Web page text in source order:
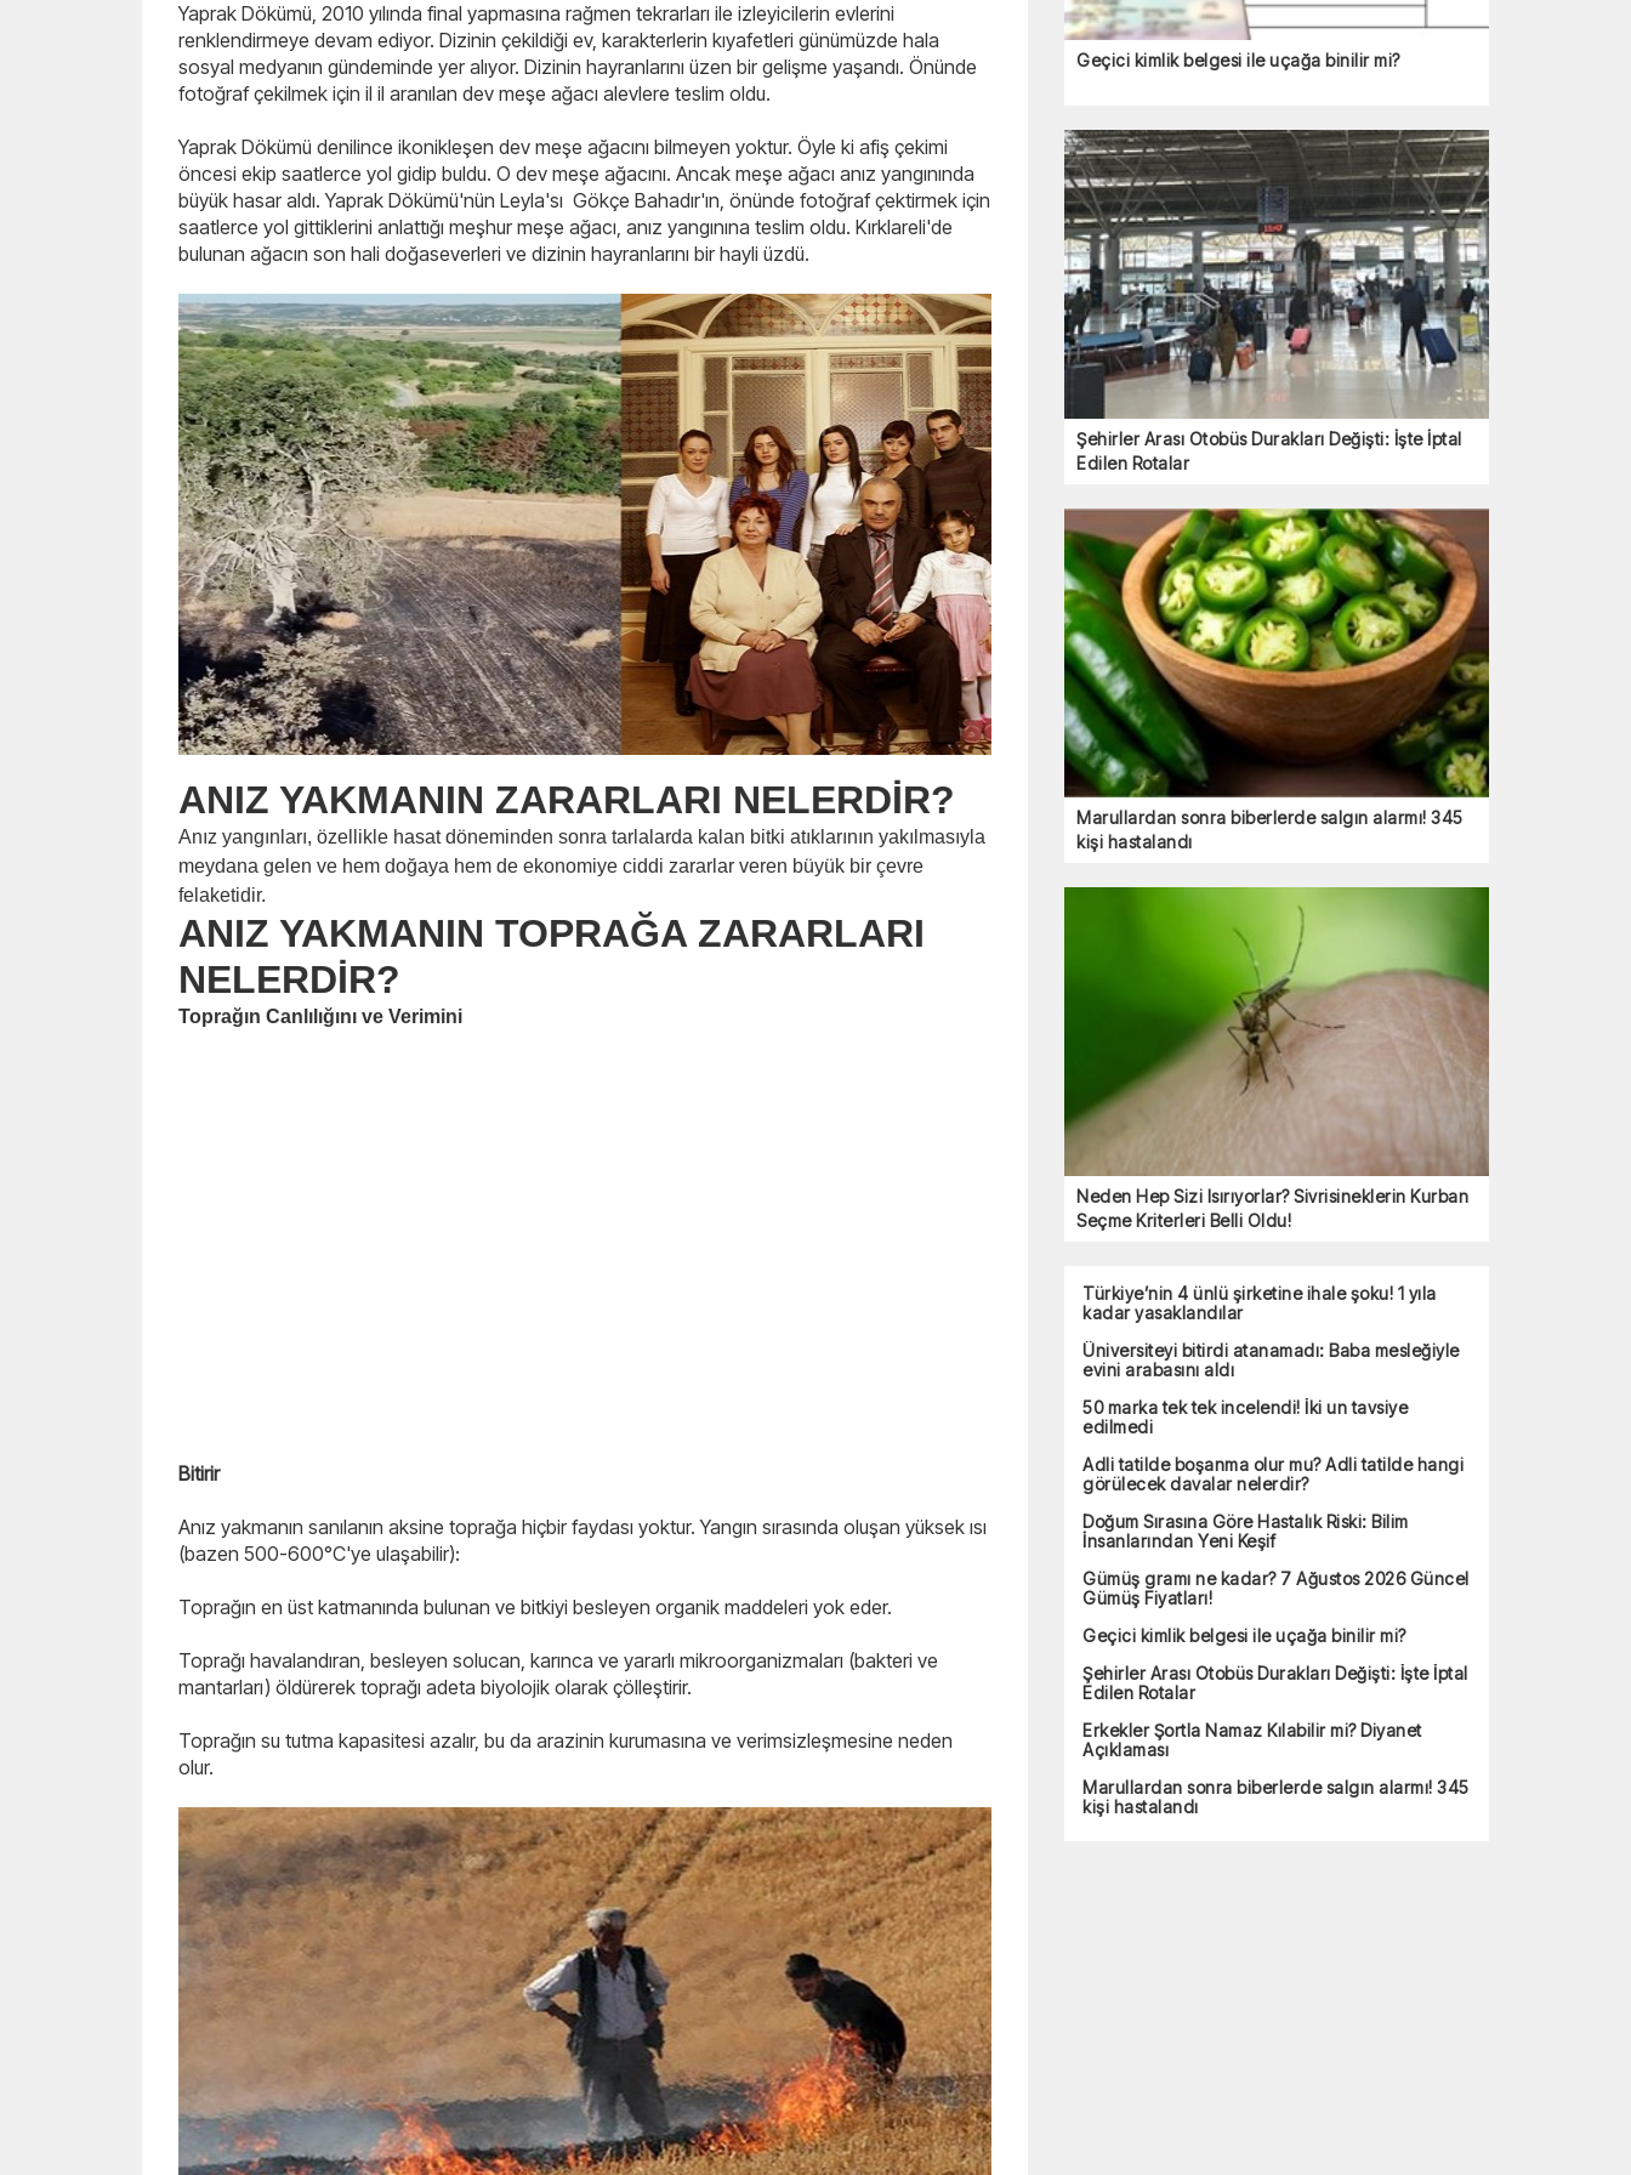
Yaprak Dökümü, 2010 yılında final yapmasına rağmen tekrarları ile izleyicilerin evlerini
renklendirmeye devam ediyor. Dizinin çekildiği ev, karakterlerin kıyafetleri günümüzde hala
sosyal medyanın gündeminde yer alıyor. Dizinin hayranlarını üzen bir gelişme yaşandı. Önünde
fotoğraf çekilmek için il il aranılan dev meşe ağacı alevlere teslim oldu.
Yaprak Dökümü denilince ikonikleşen dev meşe ağacını bilmeyen yoktur. Öyle ki afiş çekimi
öncesi ekip saatlerce yol gidip buldu. O dev meşe ağacını. Ancak meşe ağacı anız yangınında
büyük hasar aldı. Yaprak Dökümü'nün Leyla'sı Gökçe Bahadır'ın, önünde fotoğraf çektirmek için
saatlerce yol gittiklerini anlattığı meşhur meşe ağacı, anız yangınına teslim oldu. Kırklareli'de
bulunan ağacın son hali doğaseverleri ve dizinin hayranlarını bir hayli üzdü.
ANIZ YAKMANIN ZARARLARI NELERDİR?
Anız yangınları, özellikle hasat döneminden sonra tarlalarda kalan bitki atıklarının yakılmasıyla
meydana gelen ve hem doğaya hem de ekonomiye ciddi zararlar veren büyük bir çevre
felaketidir.
ANIZ YAKMANIN TOPRAĞA ZARARLARI
NELERDİR?
Toprağın Canlılığını ve Verimini
Bitirir
Anız yakmanın sanılanın aksine toprağa hiçbir faydası yoktur. Yangın sırasında oluşan yüksek ısı
(bazen 500-600°C'ye ulaşabilir):
Toprağın en üst katmanında bulunan ve bitkiyi besleyen organik maddeleri yok eder.
Toprağı havalandıran, besleyen solucan, karınca ve yararlı mikroorganizmaları (bakteri ve
mantarları) öldürerek toprağı adeta biyolojik olarak çölleştirir.
Toprağın su tutma kapasitesi azalır, bu da arazinin kurumasına ve verimsizleşmesine neden
olur.
Geçici kimlik belgesi ile uçağa binilir mi?
Şehirler Arası Otobüs Durakları Değişti: İşte İptal
Edilen Rotalar
Marullardan sonra biberlerde salgın alarmı! 345
kişi hastalandı
Neden Hep Sizi Isırıyorlar? Sivrisineklerin Kurban
Seçme Kriterleri Belli Oldu!
Türkiye’nin 4 ünlü şirketine ihale şoku! 1 yıla
kadar yasaklandılar
Üniversiteyi bitirdi atanamadı: Baba mesleğiyle
evini arabasını aldı
50 marka tek tek incelendi! İki un tavsiye
edilmedi
Adli tatilde boşanma olur mu? Adli tatilde hangi
görülecek davalar nelerdir?
Doğum Sırasına Göre Hastalık Riski: Bilim
İnsanlarından Yeni Keşif
Gümüş gramı ne kadar? 7 Ağustos 2026 Güncel
Gümüş Fiyatları!
Geçici kimlik belgesi ile uçağa binilir mi?
Şehirler Arası Otobüs Durakları Değişti: İşte İptal
Edilen Rotalar
Erkekler Şortla Namaz Kılabilir mi? Diyanet
Açıklaması
Marullardan sonra biberlerde salgın alarmı! 345
kişi hastalandı